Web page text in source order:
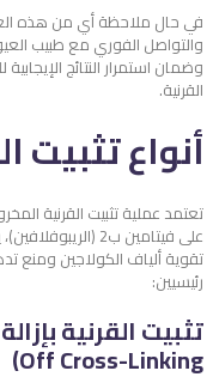
في حال ملاحظة أي من هذه
والتواصل الفوري مع طبيب
وضمان استمرار النتائج
القرنية.
أنواع تثبيت
تعتمد عملية تثبيت القرنية
على فيتامين ب2
تقوية ألياف الكولاجين ومنع
رئيسيين:
Off Cross-Linking)